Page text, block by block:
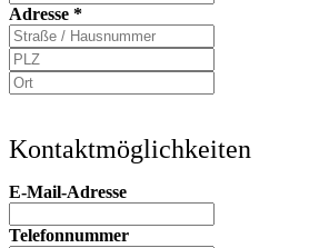
Adresse *
Kontaktmöglichkeiten
E-Mail-Adresse
Telefonnummer